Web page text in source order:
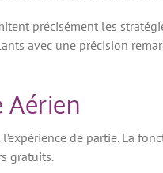
précisément les
avec une précision
Aérien
de partie. La
gratuits.